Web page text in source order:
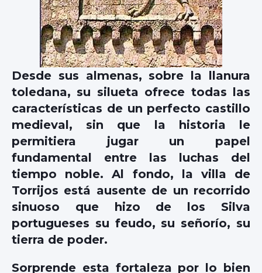
Desde sus almenas, sobre la llanura
toledana, su silueta ofrece todas las
características de un perfecto castillo
medieval, sin que la historia le
permitiera jugar un papel
fundamental entre las luchas del
tiempo noble. Al fondo, la villa de
Torrijos está ausente de un recorrido
sinuoso que hizo de los Silva
portugueses su feudo, su señorío, su
tierra de poder.
Sorprende esta fortaleza por lo bien